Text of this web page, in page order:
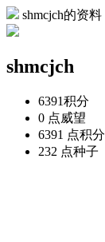
shmcjch的资料
shmcjch
6391积分
0 点威望
6391 点积分
232 点种子